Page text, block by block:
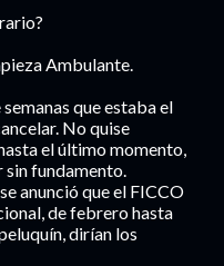
Ambulante.
que estaba el
No quise
el último momento,
sin fundamento.
anunció que el FICCO
de febrero hasta
dirían los